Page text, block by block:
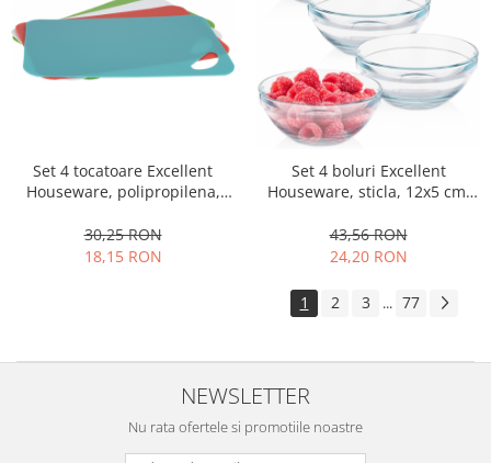
Set 4 tocatoare Excellent
Houseware, polipropilena,
30,25 RON
18,15 RON
Set 4 boluri Excellent
Houseware, sticla, 12x5 cm,
43,56 RON
24,20 RON
1 2 3 ... 77
NEWSLETTER
Nu rata ofertele si promotiile noastre